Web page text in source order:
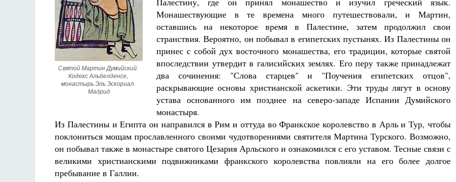
Святой Мартин Думийский.
Кодекс Альбелденсе,
монастырь Эль Эскориал.
Мадрид
Монашествующие в те времена много путешествовали, и Мартин,
оставшись на некоторое время в Палестине, затем продолжил свои
странствия. Вероятно, он побывал в египетских пустынях. Из Палестины он
принес с собой дух восточного монашества, его традиции, которые святой
впоследствии утвердит в галисийских землях. Его перу также принадлежат
два сочинения: "Слова старцев" и "Поучения египетских отцов",
раскрывающие основы христианской аскетики. Эти труды лягут в основу
устава основанного им позднее на северо-западе Испании Думийского
монастыря.
Из Палестины и Египта он направился в Рим и оттуда во Франкское королевство в Арль и Тур, чтобы
поклониться мощам прославленного своими чудотворениями святителя Мартина Турского. Возможно,
он побывал также в монастыре святого Цезария Арльского и ознакомился с его уставом. Тесные связи с
великими христианскими подвижниками франкского королевства повлияли на его более долгое
пребывание в Галлии.
Фредерика де Грааф Как найти своё место в жизни
Кирилл Мурышев
Великомученик Георгий Победоносец. Научись у